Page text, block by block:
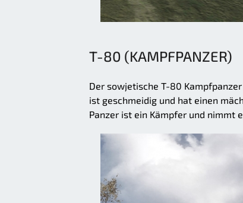
T-80 (KAMPFPANZER)
Der sowjetische T-80
ist geschmeidig und hat einen
Panzer ist ein Kämpfer und nimmt